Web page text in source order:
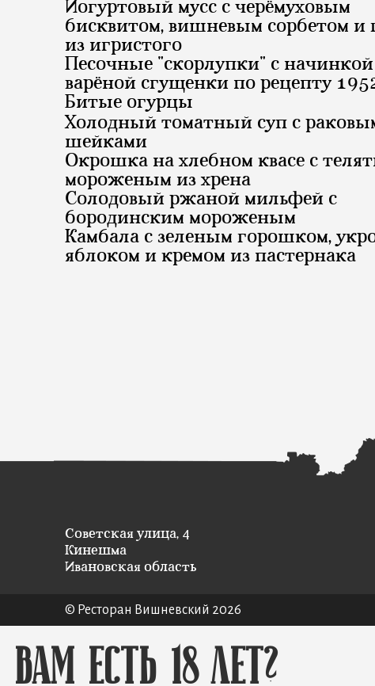
Йогуртовый мусс с черёмуховым
бисквитом, вишневым сорбетом и
из игристого
Песочные "скорлупки" с
варёной сгущенки по рецепту
Битые огурцы
Холодный томатный суп с
шейками
Окрошка на хлебном квасе с
мороженым из хрена
Солодовый ржаной мильфей с
бородинским мороженым
Камбала с зеленым горошком,
яблоком и кремом из пастернака
Советская улица, 4
Кинешма
Ивановская область
© Ресторан Вишневский 2026
Вам есть 18 лет?